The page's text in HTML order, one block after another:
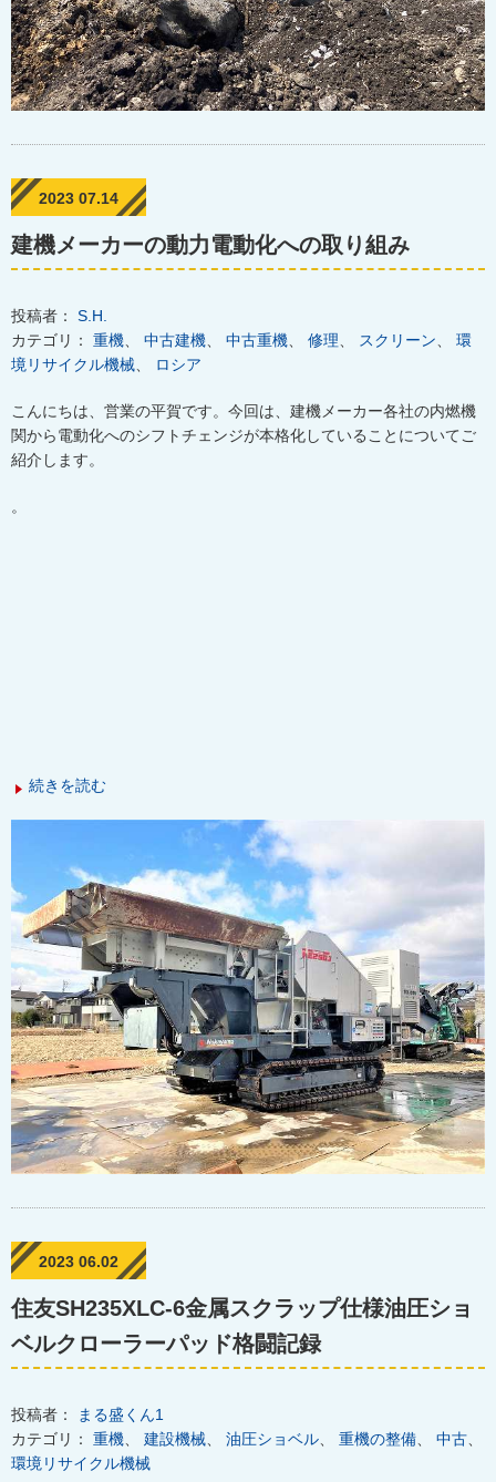
2023 07.14
建機メーカーの動力電動化への取り組み
投稿者： S.H.
カテゴリ： 重機 中古建機 中古重機 修理 スクリーン
環
境リサイクル機械
ロシア
こんにちは、営業の平賀です。今回は、建機メーカー各社の内燃機
関から電動化へのシフトチェンジが本格化していることについてご
紹介します。
。
続きを読む
2023 06.02
住友SH235XLC-6金属スクラップ仕様油圧ショ
ベルクローラーパッド格闘記録
投稿者：
まる盛くん1
カテゴリ： 重機 建設機械 油圧ショベル 重機の整備 中古
環境リサイクル機械